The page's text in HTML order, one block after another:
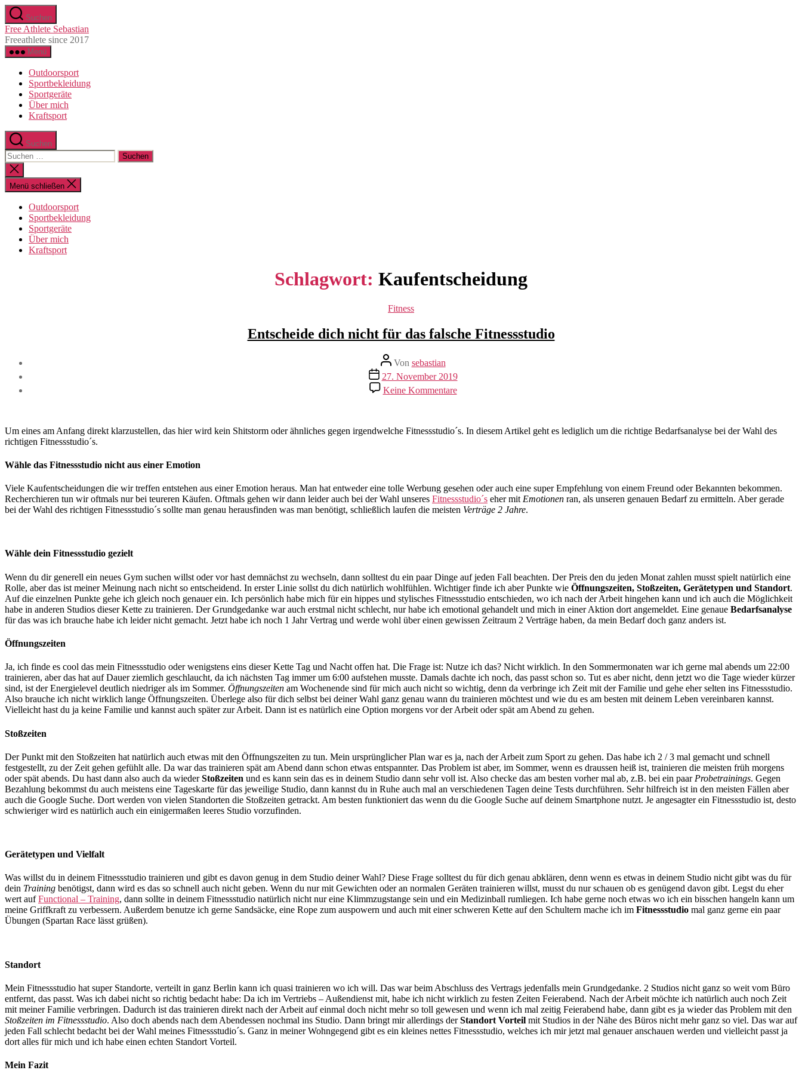
Direkt
zum
Inhalt
wechseln
Suchen
Free Athlete Sebastian
Freeathlete since 2017
Menü
Outdoorsport
Sportbekleidung
Sportgeräte
Über mich
Kraftsport
Suchen
Suche
nach:
Suche
schließen
Menü schließen
Outdoorsport
Sportbekleidung
Sportgeräte
Über mich
Kraftsport
Schlagwort: Kaufentscheidung
Kategorien
Fitness
Entscheide dich nicht für das falsche Fitnessstudio
Beitragsautor
Von sebastian
Beitragsdatum
27. November 2019
Keine Kommentarezu
Entscheide
für
Um eines am Anfang direkt klarzustellen, das hier wird kein Shitstorm oder ähnliches gegen irgendwelche Fitnessstudio´s. In diesem Artikel geht es lediglich um die richtige Bedarfsanalyse bei der Wahl des
richtigen Fitnessstudio´s.
Wähle das Fitnessstudio nicht aus einer Emotion
Viele Kaufentscheidungen die wir treffen entstehen aus einer Emotion heraus. Man hat entweder eine tolle Werbung gesehen oder auch eine super Empfehlung von einem Freund oder Bekannten bekommen.
Recherchieren tun wir oftmals nur bei teureren Käufen. Oftmals gehen wir dann leider auch bei der Wahl unseres Fitnessstudio´s eher mit Emotionen ran, als unseren genauen Bedarf zu ermitteln. Aber gerade
bei der Wahl des richtigen Fitnessstudio´s sollte man genau herausfinden was man benötigt, schließlich laufen die meisten Verträge 2 Jahre.
Wähle dein Fitnessstudio gezielt
Wenn du dir generell ein neues Gym suchen willst oder vor hast demnächst zu wechseln, dann solltest du ein paar Dinge auf jeden Fall beachten. Der Preis den du jeden Monat zahlen musst spielt natürlich eine
Rolle, aber das ist meiner Meinung nach nicht so entscheidend. In erster Linie sollst du dich natürlich wohlfühlen. Wichtiger finde ich aber Punkte wie Öffnungszeiten, Stoßzeiten, Gerätetypen und Standort.
Auf die einzelnen Punkte gehe ich gleich noch genauer ein. Ich persönlich habe mich für ein hippes und stylisches Fitnessstudio entschieden, wo ich nach der Arbeit hingehen kann und ich auch die Möglichkeit
habe in anderen Studios dieser Kette zu trainieren. Der Grundgedanke war auch erstmal nicht schlecht, nur habe ich emotional gehandelt und mich in einer Aktion dort angemeldet. Eine genaue Bedarfsanalyse
für das was ich brauche habe ich leider nicht gemacht. Jetzt habe ich noch 1 Jahr Vertrag und werde wohl über einen gewissen Zeitraum 2 Verträge haben, da mein Bedarf doch ganz anders ist.
Öffnungszeiten
Ja, ich finde es cool das mein Fitnessstudio oder wenigstens eins dieser Kette Tag und Nacht offen hat. Die Frage ist: Nutze ich das? Nicht wirklich. In den Sommermonaten war ich gerne mal abends um 22:00
trainieren, aber das hat auf Dauer ziemlich geschlaucht, da ich nächsten Tag immer um 6:00 aufstehen musste. Damals dachte ich noch, das passt schon so. Tut es aber nicht, denn jetzt wo die Tage wieder kürzer
sind, ist der Energielevel deutlich niedriger als im Sommer. Öffnungszeiten am Wochenende sind für mich auch nicht so wichtig, denn da verbringe ich Zeit mit der Familie und gehe eher selten ins Fitnessstudio.
Also brauche ich nicht wirklich lange Öffnungszeiten. Überlege also für dich selbst bei deiner Wahl ganz genau wann du trainieren möchtest und wie du es am besten mit deinem Leben vereinbaren kannst.
Vielleicht hast du ja keine Familie und kannst auch später zur Arbeit. Dann ist es natürlich eine Option morgens vor der Arbeit oder spät am Abend zu gehen.
Stoßzeiten
Der Punkt mit den Stoßzeiten hat natürlich auch etwas mit den Öffnungszeiten zu tun. Mein ursprünglicher Plan war es ja, nach der Arbeit zum Sport zu gehen. Das habe ich 2 / 3 mal gemacht und schnell
festgestellt, zu der Zeit gehen gefühlt alle. Da war das trainieren spät am Abend dann schon etwas entspannter. Das Problem ist aber, im Sommer, wenn es draussen heiß ist, trainieren die meisten früh morgens
oder spät abends. Du hast dann also auch da wiederStoßzeiten und es kann sein das es in deinem Studio dann sehr voll ist. Also checke das am besten vorher mal ab, z.B. bei ein paar Probetrainings. Gegen
Bezahlung bekommst du auch meistens eine Tageskarte für das jeweilige Studio, dann kannst du in Ruhe auch mal an verschiedenen Tagen deine Tests durchführen. Sehr hilfreich ist in den meisten Fällen aber
auch die Google Suche. Dort werden von vielen Standorten die Stoßzeiten getrackt. Am besten funktioniert das wenn du die Google Suche auf deinem Smartphone nutzt. Je angesagter ein Fitnessstudio ist, desto
schwieriger wird es natürlich auch ein einigermaßen leeres Studio vorzufinden.
Gerätetypen und Vielfalt
Was willst du in deinem Fitnessstudio trainieren und gibt es davon genug in dem Studio deiner Wahl? Diese Frage solltest du für dich genau abklären, denn wenn es etwas in deinem Studio nicht gibt was du für
dein Training benötigst, dann wird es das so schnell auch nicht geben. Wenn du nur mit Gewichten oder an normalen Geräten trainieren willst, musst du nur schauen ob es genügend davon gibt. Legst du eher
wert aufFunctional – Training, dann sollte in deinem Fitnessstudio natürlich nicht nur eine Klimmzugstange sein und ein Medizinball rumliegen. Ich habe gerne noch etwas wo ich ein bisschen hangeln kann um
meine Griffkraft zu verbessern. Außerdem benutze ich gerne Sandsäcke, eine Rope zum auspowern und auch mit einer schweren Kette auf den Schultern mache ich im Fitnessstudio mal ganz gerne ein paar
Übungen (Spartan Race lässt grüßen).
Standort
Mein Fitnessstudio hat super Standorte, verteilt in ganz Berlin kann ich quasi trainieren wo ich will. Das war beim Abschluss des Vertrags jedenfalls mein Grundgedanke. 2 Studios nicht ganz so weit vom Büro
entfernt, das passt. Was ich dabei nicht so richtig bedacht habe: Da ich im Vertriebs – Außendienst mit, habe ich nicht wirklich zu festen Zeiten Feierabend. Nach der Arbeit möchte ich natürlich auch noch Zeit
mit meiner Familie verbringen. Dadurch ist das trainieren direkt nach der Arbeit auf einmal doch nicht mehr so toll gewesen und wenn ich mal zeitig Feierabend habe, dann gibt es ja wieder das Problem mit den
Stoßzeiten im Fitnessstudio. Also doch abends nach dem Abendessen nochmal ins Studio. Dann bringt mir allerdings derStandort Vorteil mit Studios in der Nähe des Büros nicht mehr ganz so viel. Das war auf
jeden Fall schlecht bedacht bei der Wahl meines Fitnessstudio´s. Ganz in meiner Wohngegend gibt es ein kleines nettes Fitnessstudio, welches ich mir jetzt mal genauer anschauen werden und vielleicht passt ja
dort alles für mich und ich habe einen echten Standort Vorteil.
Mein Fazit